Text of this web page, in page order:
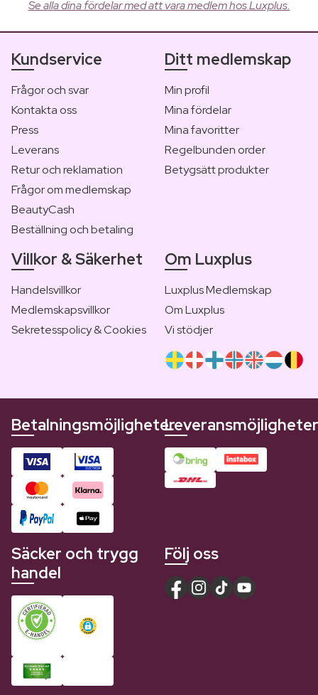
Se alla dina fördelar med att vara medlem hos Luxplus.
Kundservice
Frågor och svar
Kontakta oss
Press
Leverans
Retur och reklamation
Frågor om medlemskap
BeautyCash
Beställning och betaling
Ditt medlemskap
Min profil
Mina fördelar
Mina favoritter
Regelbunden order
Betygsätt produkter
Villkor & Säkerhet
Handelsvillkor
Medlemskapsvillkor
Sekretesspolicy & Cookies
Om Luxplus
Luxplus Medlemskap
Om Luxplus
Vi stödjer
BetalningsmöjligheterLeveransmöjligheter
Säcker och trygg
handel
Följ oss